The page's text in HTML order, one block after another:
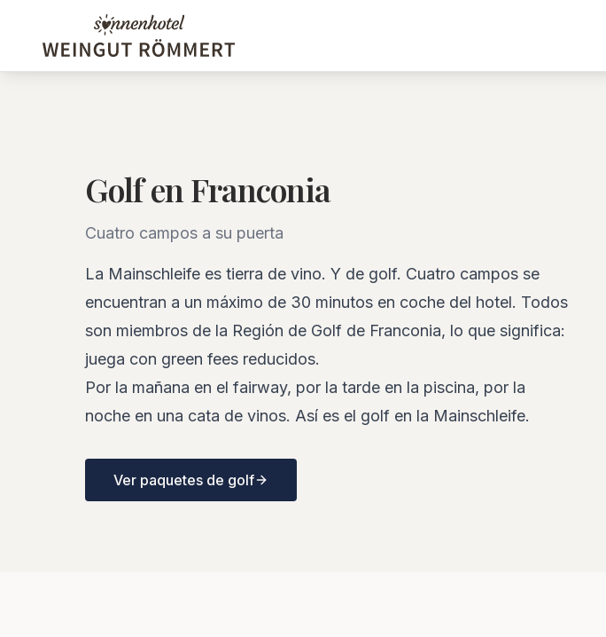
Golf en Franconia
Cuatro campos a su puerta
La Mainschleife es tierra de vino. Y de golf. Cuatro campos se
encuentran a un máximo de 30 minutos en coche del hotel. Todos
son miembros de la Región de Golf de Franconia, lo que significa:
juega con green fees reducidos.
Por la mañana en el fairway, por la tarde en la piscina, por la
noche en una cata de vinos. Así es el golf en la Mainschleife.
Ver paquetes de golf